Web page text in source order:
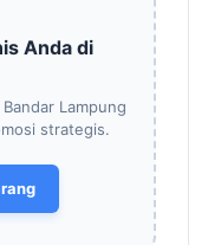
Anda di
Lampung
strategis.